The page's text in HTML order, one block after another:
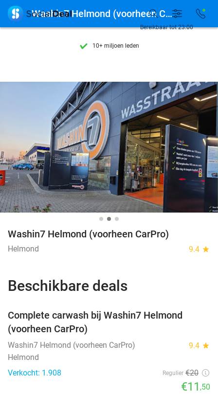
7 dagen per week beschikbaar
10+ miljoen leden
7 dagen per week beschikbaar
10+ miljoen leden
Bereikbaar tot 23:00
 Washin7 Helmond (voorheen CarPro)
Washin7 Helmond (voorheen CarPro)
Helmond 9.4 star
Beschikbare deals
Complete carwash bij Washin7 Helmond
(voorheen CarPro)
Washin7 Helmond (voorheen CarPro) 9.4 star
Helmond
Verkocht: 1.908
Regulier €20
€11 ,50